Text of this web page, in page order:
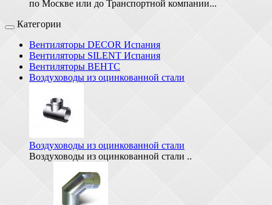
по Москве или до Транспортной компании...
Категории
Вентиляторы DECOR Испания
Вентиляторы SILENT Испания
Вентиляторы ВЕНТС
Воздуховоды из оцинкованной стали
Воздуховоды из оцинкованной стали
Воздуховоды из оцинкованной стали ..